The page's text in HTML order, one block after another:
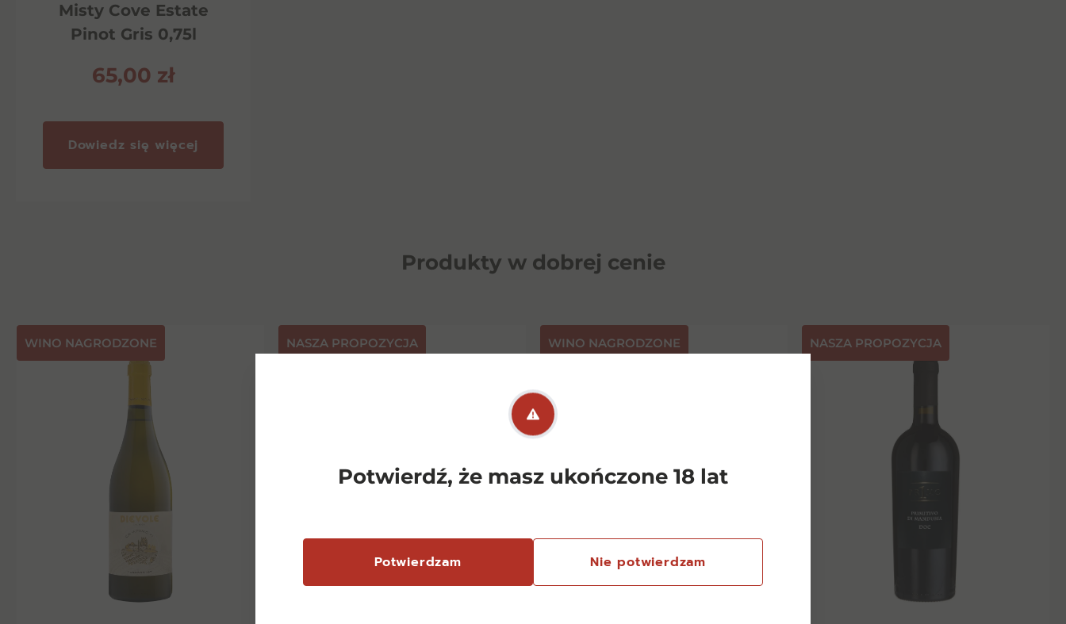
Potwierdź, że masz ukończone 18 lat
Potwierdzam Nie potwierdzam
Misty Cove Estate
Pinot Gris 0,75l
65,00 zł
Dowiedz się więcej
Produkty w dobrej cenie
⁠WINO NAGRODZONE NASZA PROPOZYCJA ⁠WINO NAGRODZONE NASZA PROPOZYCJA